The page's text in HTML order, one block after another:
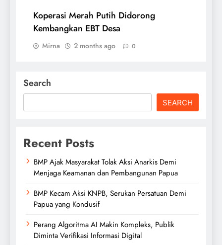
Koperasi Merah Putih Didorong
Kembangkan EBT Desa
Mirna 2 months ago 0
Search
SEARCH
Recent Posts
BMP Ajak Masyarakat Tolak Aksi Anarkis Demi
Menjaga Keamanan dan Pembangunan Papua
BMP Kecam Aksi KNPB, Serukan Persatuan Demi
Papua yang Kondusif
Perang Algoritma AI Makin Kompleks, Publik
Diminta Verifikasi Informasi Digital